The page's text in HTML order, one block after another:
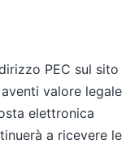
PEC sul sito
valore legale
elettronica
a ricevere le